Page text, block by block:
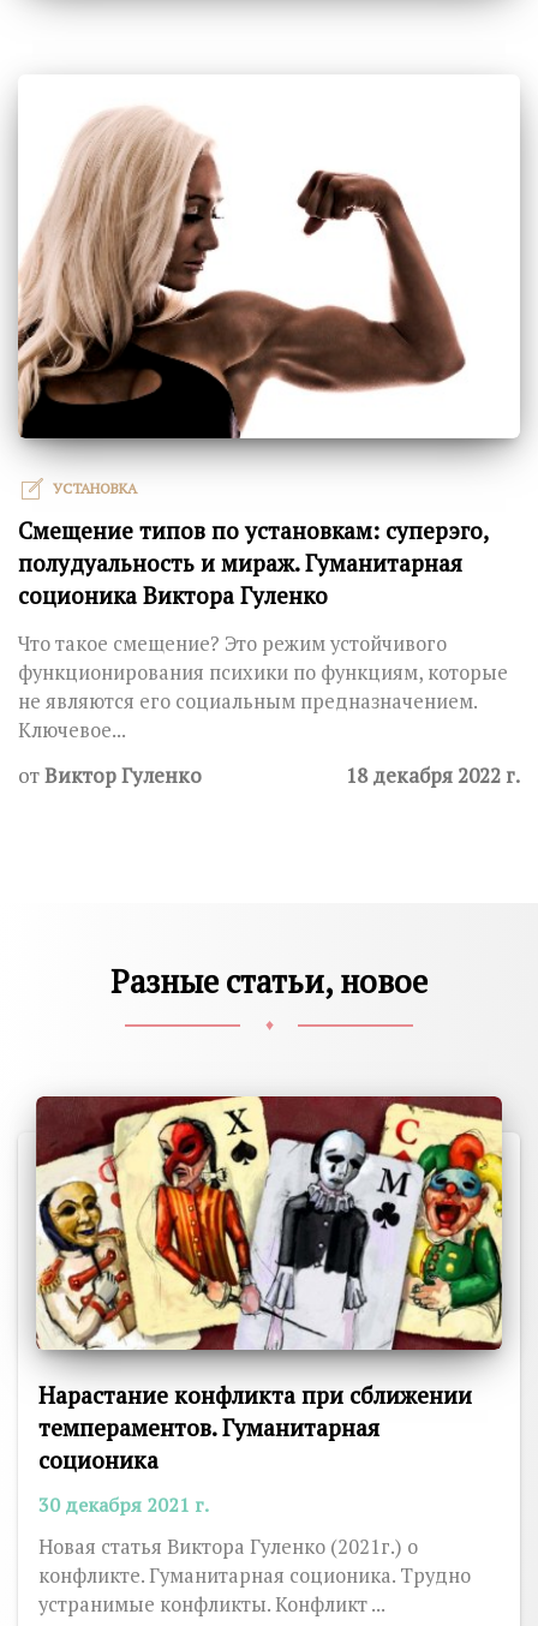
УСТАНОВКА
Смещение типов по установкам: суперэго,
полудуальность и мираж. Гуманитарная
соционика Виктора Гуленко
Что такое смещение? Это режим устойчивого
функционирования психики по функциям, которые
не являются его социальным предназначением.
Ключевое...
отВиктор Гуленко 18 декабря 2022 г.
Разные статьи, новое
♦
Нарастание конфликта при сближении
темпераментов. Гуманитарная
соционика
30 декабря 2021 г.
Новая статья Виктора Гуленко (2021г.) о
конфликте. Гуманитарная соционика. Трудно
устранимые конфликты. Конфликт ...